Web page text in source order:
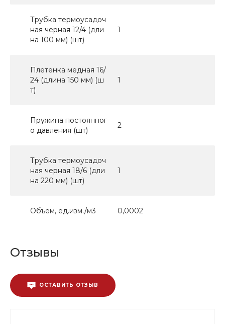
Трубка термоусадоч
ная черная 12/4 (дли
на 100 мм) (шт)
1
Плетенка медная 16/
24 (длина 150 мм) (ш
т)
1
Пружина постоянног
о давления (шт)
2
Трубка термоусадоч
ная черная 18/6 (дли
на 220 мм) (шт)
1
Объем, ед.изм./м3 0,0002
Отзывы
ОСТАВИТЬ ОТЗЫВ